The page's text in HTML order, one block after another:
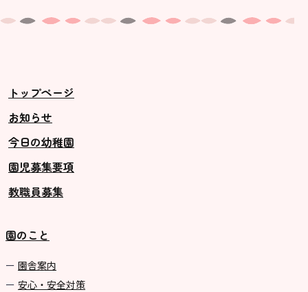
トップページ
お知らせ
今日の幼稚園
園児募集要項
教職員募集
園のこと
園舎案内
安心・安全対策